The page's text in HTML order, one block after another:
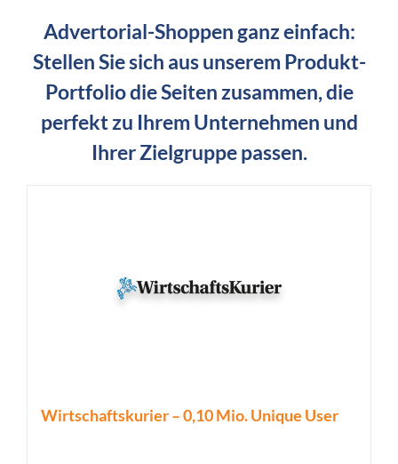
Advertorial-Shoppen ganz einfach:
Stellen Sie sich aus unserem Produkt-
Portfolio die Seiten zusammen, die
perfekt zu Ihrem Unternehmen und
Ihrer Zielgruppe passen.
Wirtschaftskurier – 0,10 Mio. Unique User